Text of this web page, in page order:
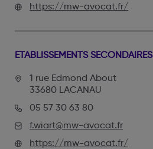
https://mw-avocat.fr/
ETABLISSEMENTS SECONDAIRES
1 rue Edmond About
33680 LACANAU
05 57 30 63 80
f.wiart@mw-avocat.fr
https://mw-avocat.fr/